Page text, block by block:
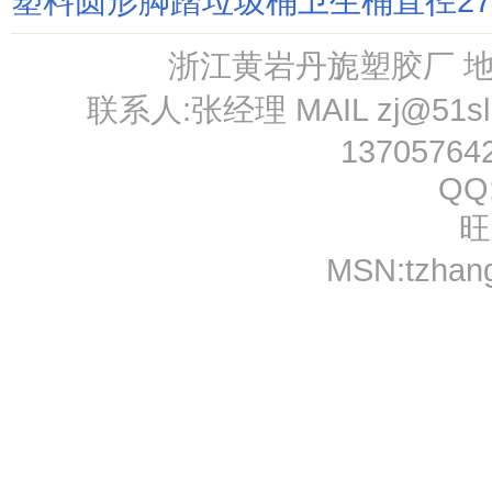
浙江黄岩丹旎塑胶厂
联系人:张经理 MAIL
MSN: